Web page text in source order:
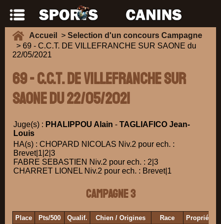
Accueil > Selection d'un concours Campagne
> 69 - C.C.T. DE VILLEFRANCHE SUR SAONE du
22/05/2021
69 - C.C.T. DE VILLEFRANCHE SUR
SAONE du 22/05/2021
Juge(s) : PHALIPPOU Alain - TAGLIAFICO Jean-
Louis
HA(s) : CHOPARD NICOLAS Niv.2 pour ech. :
Brevet|1|2|3
FABRE SEBASTIEN Niv.2 pour ech. : 2|3
CHARRET LIONEL Niv.2 pour ech. : Brevet|1
Campagne 3
Place Pts/500 Qualif. Chien / Origines Race